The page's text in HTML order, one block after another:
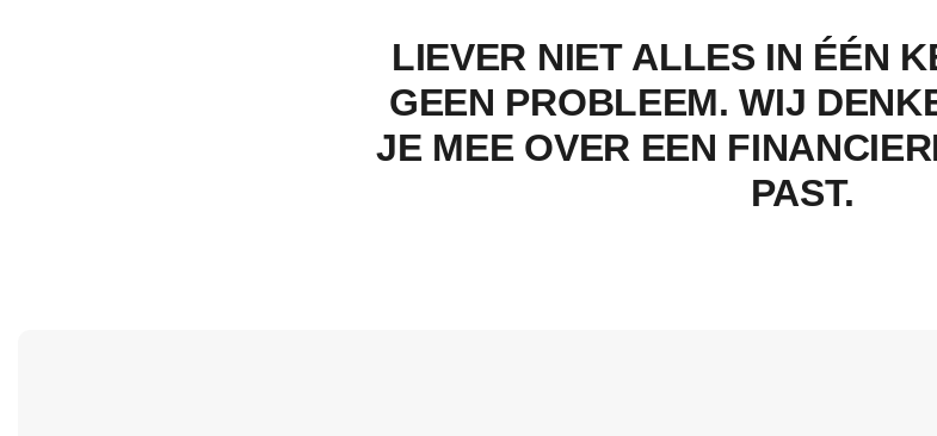
LIEVER NIET ALLES IN ÉÉN
GEEN PROBLEEM. WIJ
JE MEE OVER EEN
PAST.